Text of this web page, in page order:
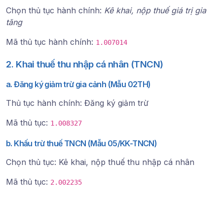
Chọn thủ tục hành chính: Kê khai, nộp thuế giá trị gia
tăng
Mã thủ tục hành chính: 1.007014
2. Khai thuế thu nhập cá nhân (TNCN)
a. Đăng ký giảm trừ gia cảnh (Mẫu 02TH)
Thủ tục hành chính: Đăng ký giảm trừ
Mã thủ tục: 1.008327
b. Khấu trừ thuế TNCN (Mẫu 05/KK-TNCN)
Chọn thủ tục: Kê khai, nộp thuế thu nhập cá nhân
Mã thủ tục: 2.002235